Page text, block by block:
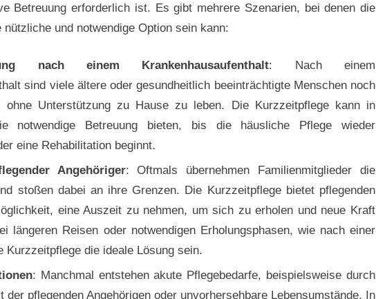
Betreuung erforderlich ist. Es gibt mehrere Szenarien, bei denen die
nützliche und notwendige Option sein kann:
nach einem Krankenhausaufenthalt: Nach einem
sind viele ältere oder gesundheitlich beeinträchtigte Menschen noch
Unterstützung zu Hause zu leben. Die Kurzzeitpflege kann in
notwendige Betreuung bieten, bis die häusliche Pflege wieder
eine Rehabilitation beginnt.
Angehöriger: Oftmals übernehmen Familienmitglieder die
stoßen dabei an ihre Grenzen. Die Kurzzeitpflege bietet pflegenden
eine Auszeit zu nehmen, um sich zu erholen und neue Kraft
längeren Reisen oder notwendigen Erholungsphasen, wie nach einer
Kurzzeitpflege die ideale Lösung sein.
: Manchmal entstehen akute Pflegebedarfe, beispielsweise durch
der pflegenden Angehörigen oder unvorhersehbare Lebensumstände. In